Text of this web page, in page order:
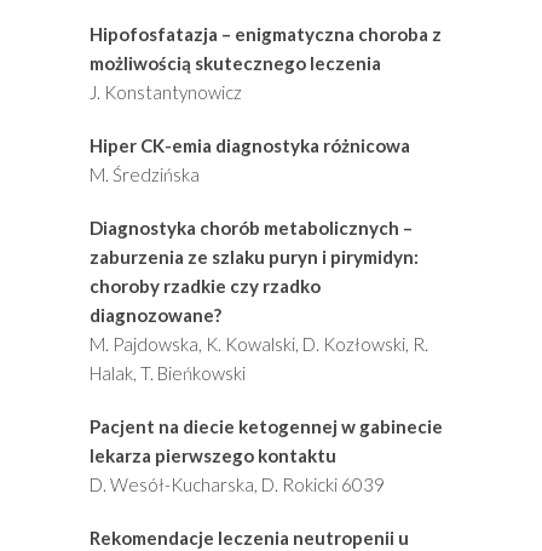
Hipofosfatazja – enigmatyczna choroba z
możliwością skutecznego leczenia
J. Konstantynowicz
Hiper CK-emia diagnostyka różnicowa
M. Średzińska
Diagnostyka chorób metabolicznych –
zaburzenia ze szlaku puryn i pirymidyn:
choroby rzadkie czy rzadko
diagnozowane?
M. Pajdowska, K. Kowalski, D. Kozłowski, R.
Halak, T. Bieńkowski
Pacjent na diecie ketogennej w gabinecie
lekarza pierwszego kontaktu
D. Wesół-Kucharska, D. Rokicki 6039
Rekomendacje leczenia neutropenii u